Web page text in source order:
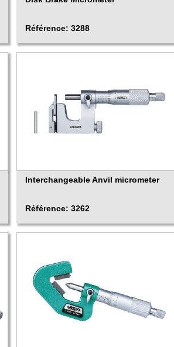
Référence: 3288
Interchangeable Anvil micrometer
Référence: 3262